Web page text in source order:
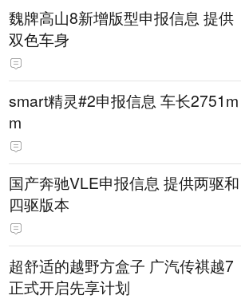
魏牌高山8新增版型申报信息 提供
双色车身
smart精灵#2申报信息 车长2751m
m
国产奔驰VLE申报信息 提供两驱和
四驱版本
超舒适的越野方盒子 广汽传祺越7
正式开启先享计划